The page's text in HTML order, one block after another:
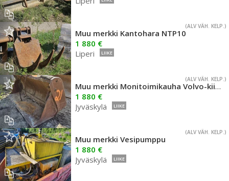
(ALV VÄH. KELP.)
Muu merkki Kantohara NTP10
1 880 €
Liperi
LIIKE
(ALV VÄH. KELP.)
Muu merkki Monitoimikauha Volvo-kiinnikkeellä 2200mm
1 880 €
Jyväskylä
LIIKE
(ALV VÄH. KELP.)
Muu merkki Vesipumppu
1 880 €
Jyväskylä
LIIKE